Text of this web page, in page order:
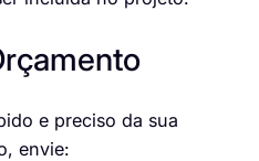
e preciso da sua
envie: